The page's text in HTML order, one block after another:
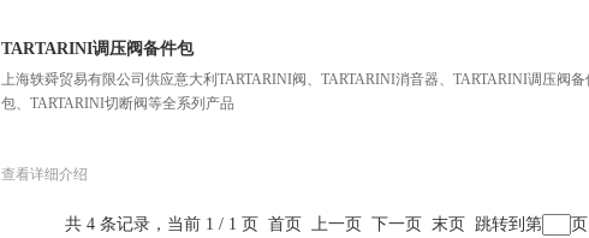
TARTARINI调压阀备件包
上海轶舜贸易有限公司供应意大利TARTARINI阀、TARTARINI消音器、TARTARINI调压阀备
包、TARTARINI切断阀等全系列产品
查看详细介绍
共 4 条记录，当前 1 / 1 页 首页 上一页 下一页 末页 跳转到第 页